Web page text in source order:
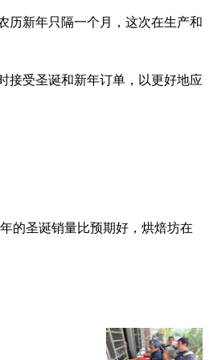
历新年只隔一个月，这次在生产和
接受圣诞和新年订单，以更好地应
的圣诞销量比预期好，烘焙坊在